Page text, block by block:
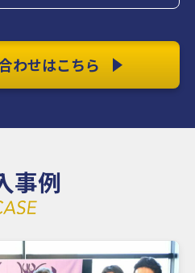
わせはこちら
事例